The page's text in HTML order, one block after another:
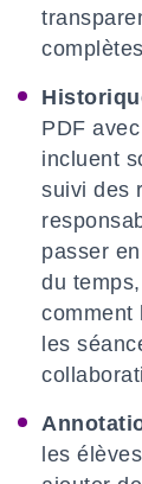
PDF
incluent
suivi des
passer
du
comment
les
les